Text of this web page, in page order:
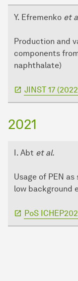
Y. Efremenko et
Production and
components
naphthalate)
JINST 17
2021
I. Abt et al.
Usage of PEN
low background
PoS